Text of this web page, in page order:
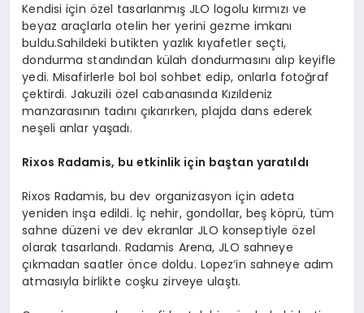
Kendisi için özel tasarlanmış JLO logolu kırmızı ve
beyaz araçlarla otelin her yerini gezme imkanı
buldu.Sahildeki butikten yazlık kıyafetler seçti,
dondurma standından külah dondurmasını alıp keyifle
yedi. Misafirlerle bol bol sohbet edip, onlarla fotoğraf
çektirdi. Jakuzili özel cabanasında Kızıldeniz
manzarasının tadını çıkarırken, plajda dans ederek
neşeli anlar yaşadı.
Rixos Radamis, bu etkinlik için baştan yaratıldı
Rixos Radamis, bu dev organizasyon için adeta
yeniden inşa edildi. İç nehir, gondollar, beş köprü, tüm
sahne düzeni ve dev ekranlar JLO konseptiyle özel
olarak tasarlandı. Radamis Arena, JLO sahneye
çıkmadan saatler önce doldu. Lopez’in sahneye adım
atmasıyla birlikte coşku zirveye ulaştı.